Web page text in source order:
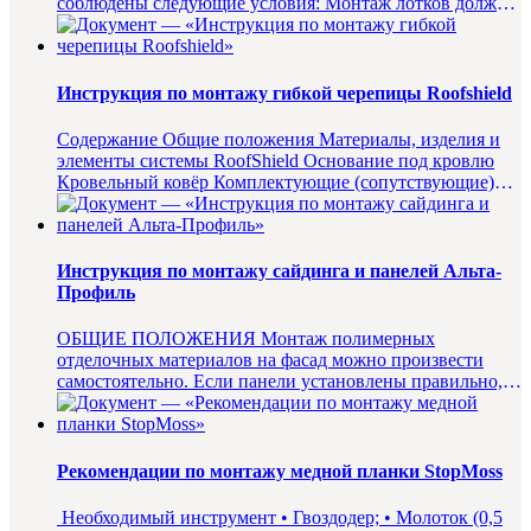
осуществлят...
Инструкция по монтажу гибкой черепицы Roofshield
Содержание Общие положения Материалы, изделия и
элементы системы RoofShield Основание под кровлю
Кровельный ковёр Комплектующие (сопутствующие)
материалы и де...
Инструкция по монтажу сайдинга и панелей Альта-
Профиль
ОБЩИЕ ПОЛОЖЕНИЯ Монтаж полимерных
отделочных материалов на фасад можно произвести
самостоятельно. Если панели установлены правильно, с
соблюдением инструкции п...
Рекомендации по монтажу медной планки StopMoss
Необходимый инструмент • Гвоздодер; • Молоток (0,5